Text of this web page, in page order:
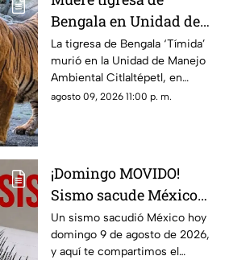
Bengala en Unidad de
Manejo Ambiental de
Orizaba ¿Cuál fue la
causa?
La tigresa de Bengala ‘Tímida’
murió en la Unidad de Manejo
Ambiental Citlaltépetl, en
Orizaba; suman ya dos felinos
agosto 09, 2026 11:00 p. m.
¡Domingo MOVIDO!
Sismo sacude México
hoy 9 de agosto de 2026
¿Cuál fue la magnitud?
Un sismo sacudió México hoy
domingo 9 de agosto de 2026,
y aquí te compartimos el